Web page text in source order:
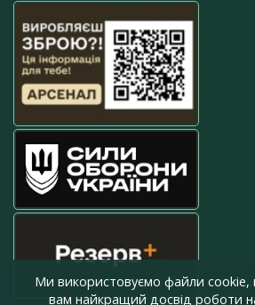
Ми використовуємо файли cookie,
вам найкращий досвід роботи